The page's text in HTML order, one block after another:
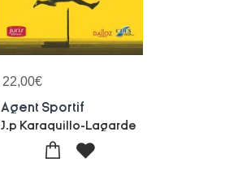
22,00€
Agent Sportif
J.p Karaquillo-Lagarde